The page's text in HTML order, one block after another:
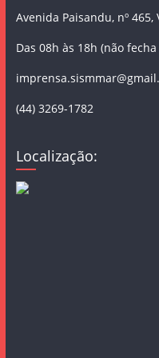
Avenida Paisandu, nº
Das 08h às 18h (não
(44) 3269-1782
Localização: